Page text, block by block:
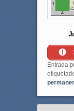
Entrada